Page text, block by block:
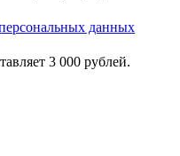
данных
3 000 рублей.